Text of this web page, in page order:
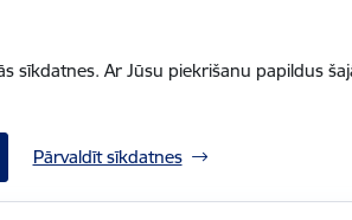
sīkdatnes. Ar Jūsu piekrišanu papildus
Pārvaldīt sīkdatnes